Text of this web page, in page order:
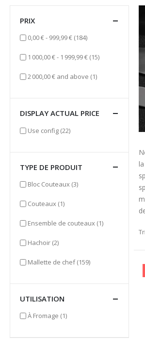
PRIX
0,00 €- 999,99 € (184)items
1 000,00 €- 1 999,99 € (15)items
2 000,00 € and above (1)item
DISPLAY ACTUAL PRICE
Use config (22)items
TYPE DE PRODUIT
Bloc Couteaux (3)items
Couteaux (1)item
Ensemble de couteaux (1)item
Hachoir (2)items
Mallette de chef(159)items
UTILISATION
À Fromage (1)item